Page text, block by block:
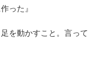
った』
を動かすこと。言って